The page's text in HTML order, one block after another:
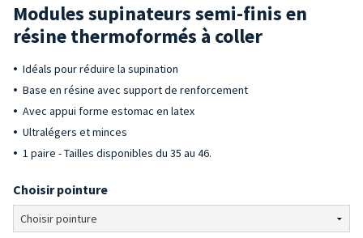
Modules supinateurs semi-finis en
résine thermoformés à coller
Idéals pour réduire la supination
Base en résine avec support de renforcement
Avec appui forme estomac en latex
Ultralégers et minces
1 paire - Tailles disponibles du 35 au 46.
Choisir pointure